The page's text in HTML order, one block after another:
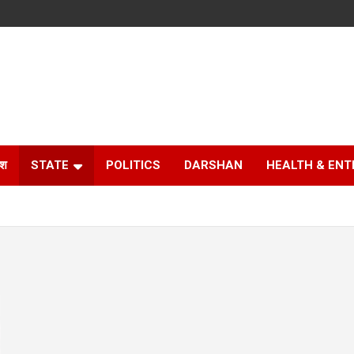
STATE POLITICS DARSHAN HEALTH &